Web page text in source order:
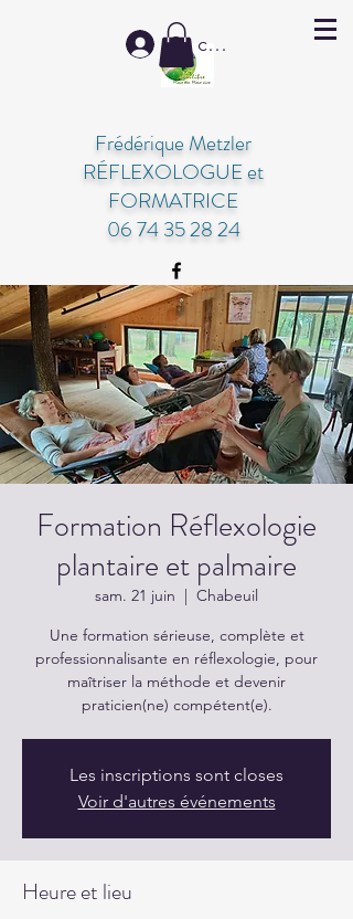
Frédérique Metzler
RÉFLEXOLOGUE et
FORMATRICE
06 74 35 28 24
Se connecter
Formation Réflexologie
plantaire et palmaire
sam. 21 juin
  |
Chabeuil
Une formation sérieuse, complète et
professionnalisante en réflexologie, pour
maîtriser la méthode et devenir
praticien(ne) compétent(e).
Les inscriptions sont closes
Voir d'autres événements
Heure et lieu